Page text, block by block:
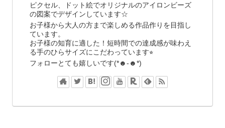
ピクセル、ドット絵でオリジナルのアイロンビーズ
の図案でデザインしています☆
お子様から大人の方まで楽しめる作品作りを目指し
ています。
お子様の知育に適した！短時間での達成感が味わえ
る手のひらサイズにこだわっています⭐︎
フォローとても嬉しいです(*☻-☻*)